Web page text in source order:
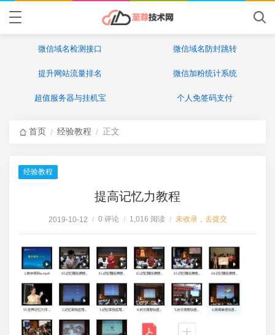
微信域名检测接口 微信域名防封跳转
提升网站流量排名 微信加粉统计系统
超值服务器与挂机宝 个人免签码支付
首页 / 经验教程 / 正文
经验教程
提高记忆力教程
2019-10-12 / 0 评论 / 1,016 阅读 / 未收录，去提交